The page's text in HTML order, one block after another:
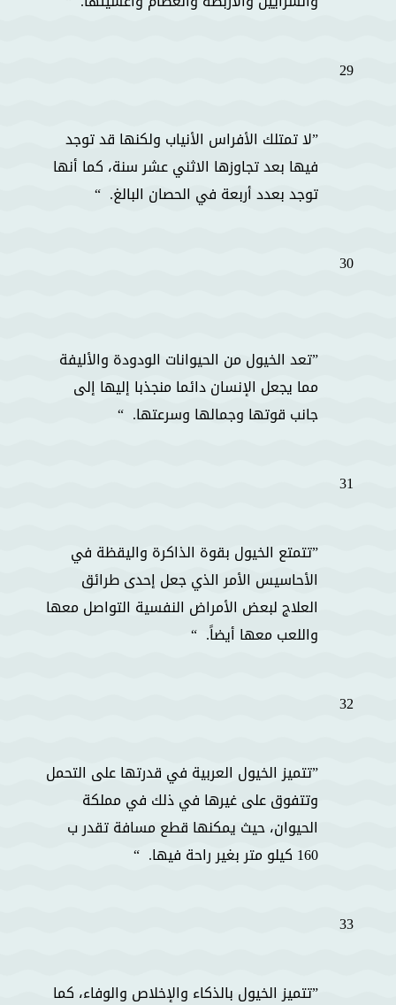
29
لا تمتلك الأفراس الأنياب ولكنها قد توجد
فيها بعد تجاوزها الاثني عشر سنة، كما أنها
توجد بعدد أربعة في الحصان البالغ.
30
تعد الخيول من الحيوانات الودودة والأليفة
مما يجعل الإنسان دائما منجذبا إليها إلى
جانب قوتها وجمالها وسرعتها.
31
تتمتع الخيول بقوة الذاكرة واليقظة في
الأحاسيس الأمر الذي جعل إحدى طرائق
العلاج لبعض الأمراض النفسية التواصل معها
واللعب معها أيضاً.
32
تتميز الخيول العربية في قدرتها على التحمل
وتتفوق على غيرها في ذلك في مملكة
الحيوان، حيث يمكنها قطع مسافة تقدر ب
160 كيلو متر بغير راحة فيها.
33
تتميز الخيول بالذكاء والإخلاص والوفاء، كما